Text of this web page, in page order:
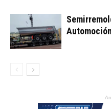
Automoción